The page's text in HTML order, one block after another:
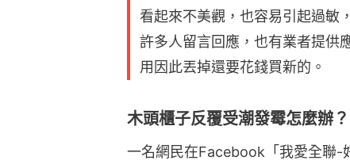
看起來不美觀，也容易引起過敏
許多人留言回應，也有業者提供
用因此丟掉還要花錢買新的。
木頭櫃子反覆受潮發霉怎麼辦？
一名網民在Facebook「我愛全聯-